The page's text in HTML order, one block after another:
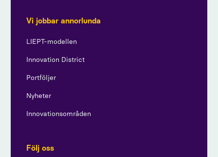
Vi jobbar annorlunda
LIEPT-modellen
Innovation District
Portföljer
Nyheter
Innovationsområden
Följ oss